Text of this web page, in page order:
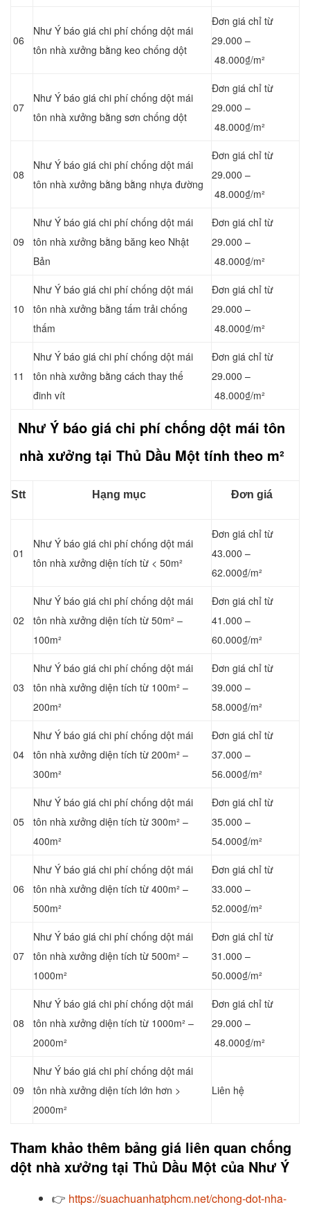
06
Như Ý báo giá chi phí chống dột mái
tôn nhà xưởng bằng keo chống dột
Đơn giá chỉ từ
29.000 –
48.000₫/m²
07
Như Ý báo giá chi phí chống dột mái
tôn nhà xưởng bằng sơn chống dột
Đơn giá chỉ từ
29.000 –
48.000₫/m²
08
Như Ý báo giá chi phí chống dột mái
tôn nhà xưởng bằng bằng nhựa đường
Đơn giá chỉ từ
29.000 –
48.000₫/m²
09
Như Ý báo giá chi phí chống dột mái
tôn nhà xưởng bằng băng keo Nhật
Bản
Đơn giá chỉ từ
29.000 –
48.000₫/m²
10
Như Ý báo giá chi phí chống dột mái
tôn nhà xưởng bằng tấm trải chống
thấm
Đơn giá chỉ từ
29.000 –
48.000₫/m²
11
Như Ý báo giá chi phí chống dột mái
tôn nhà xưởng bằng cách thay thế
đinh vít
Đơn giá chỉ từ
29.000 –
48.000₫/m²
Như Ý báo giá chi phí chống dột mái tôn
nhà xưởng tại Thủ Dầu Một tính theo m²
Stt Hạng mục Đơn giá
01
Như Ý báo giá chi phí chống dột mái
tôn nhà xưởng diện tích từ < 50m²
Đơn giá chỉ từ
43.000 –
62.000₫/m²
02
Như Ý báo giá chi phí chống dột mái
tôn nhà xưởng diện tích từ 50m² –
100m²
Đơn giá chỉ từ
41.000 –
60.000₫/m²
03
Như Ý báo giá chi phí chống dột mái
tôn nhà xưởng diện tích từ 100m² –
200m²
Đơn giá chỉ từ
39.000 –
58.000₫/m²
04
Như Ý báo giá chi phí chống dột mái
tôn nhà xưởng diện tích từ 200m² –
300m²
Đơn giá chỉ từ
37.000 –
56.000₫/m²
05
Như Ý báo giá chi phí chống dột mái
tôn nhà xưởng diện tích từ 300m² –
400m²
Đơn giá chỉ từ
35.000 –
54.000₫/m²
06
Như Ý báo giá chi phí chống dột mái
tôn nhà xưởng diện tích từ 400m² –
500m²
Đơn giá chỉ từ
33.000 –
52.000₫/m²
07
Như Ý báo giá chi phí chống dột mái
tôn nhà xưởng diện tích từ 500m² –
1000m²
Đơn giá chỉ từ
31.000 –
50.000₫/m²
08
Như Ý báo giá chi phí chống dột mái
tôn nhà xưởng diện tích từ 1000m² –
2000m²
Đơn giá chỉ từ
29.000 –
48.000₫/m²
09
Như Ý báo giá chi phí chống dột mái
tôn nhà xưởng diện tích lớn hơn >
2000m²
Liên hệ
Tham khảo thêm bảng giá liên quan chống
dột nhà xưởng tại Thủ Dầu Một của Như Ý
👉 https://suachuanhatphcm.net/chong-dot-nha-